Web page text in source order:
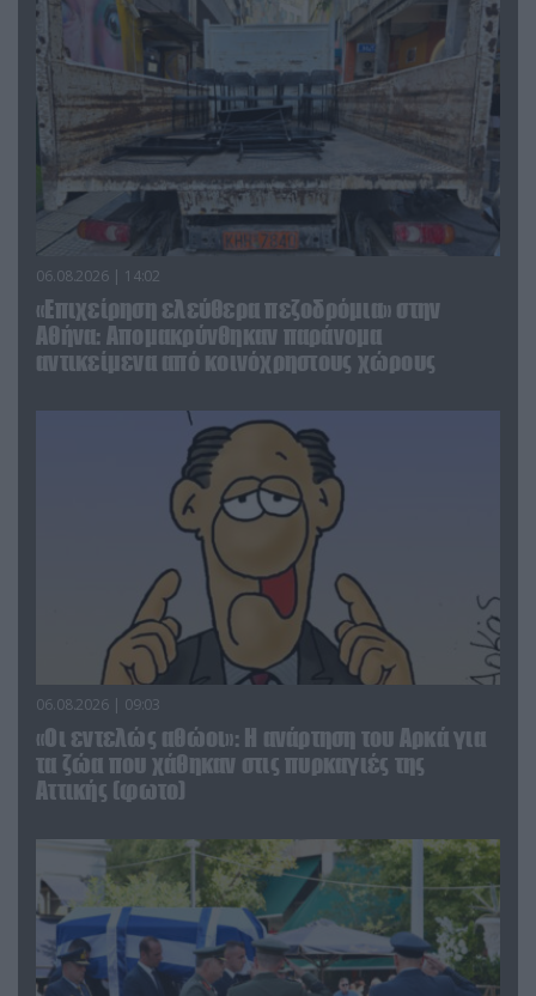
06.08.2026 | 14:02
«Επιχείρηση ελεύθερα πεζοδρόμια» στην
Αθήνα: Απομακρύνθηκαν παράνομα
αντικείμενα από κοινόχρηστους χώρους
06.08.2026 | 09:03
«Οι εντελώς αθώοι»: Η ανάρτηση του Αρκά για
τα ζώα που χάθηκαν στις πυρκαγιές της
Αττικής (φωτο)